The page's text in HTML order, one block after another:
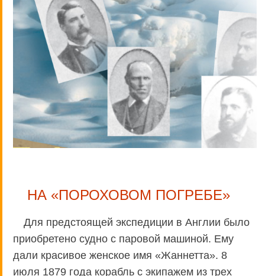
НА «ПОРОХОВОМ ПОГРЕБЕ»
Для предстоящей экспедиции в Англии было
приобретено судно с паровой машиной. Ему
дали красивое женское имя «Жаннетта». 8
июля 1879 года корабль с экипажем из трех